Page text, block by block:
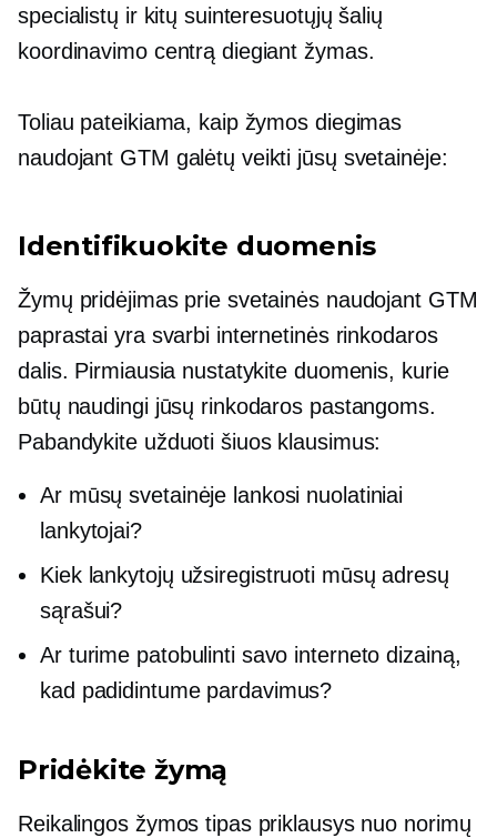
specialistų ir kitų suinteresuotųjų šalių
koordinavimo centrą diegiant žymas.
Toliau pateikiama, kaip žymos diegimas
naudojant GTM galėtų veikti jūsų svetainėje:
Identifikuokite duomenis
Žymų pridėjimas prie svetainės naudojant GTM
paprastai yra svarbi internetinės rinkodaros
dalis. Pirmiausia nustatykite duomenis, kurie
būtų naudingi jūsų rinkodaros pastangoms.
Pabandykite užduoti šiuos klausimus:
Ar mūsų svetainėje lankosi nuolatiniai
lankytojai?
Kiek lankytojų užsiregistruoti mūsų adresų
sąrašui?
Ar turime patobulinti savo interneto dizainą,
kad padidintume pardavimus?
Pridėkite žymą
Reikalingos žymos tipas priklausys nuo norimų